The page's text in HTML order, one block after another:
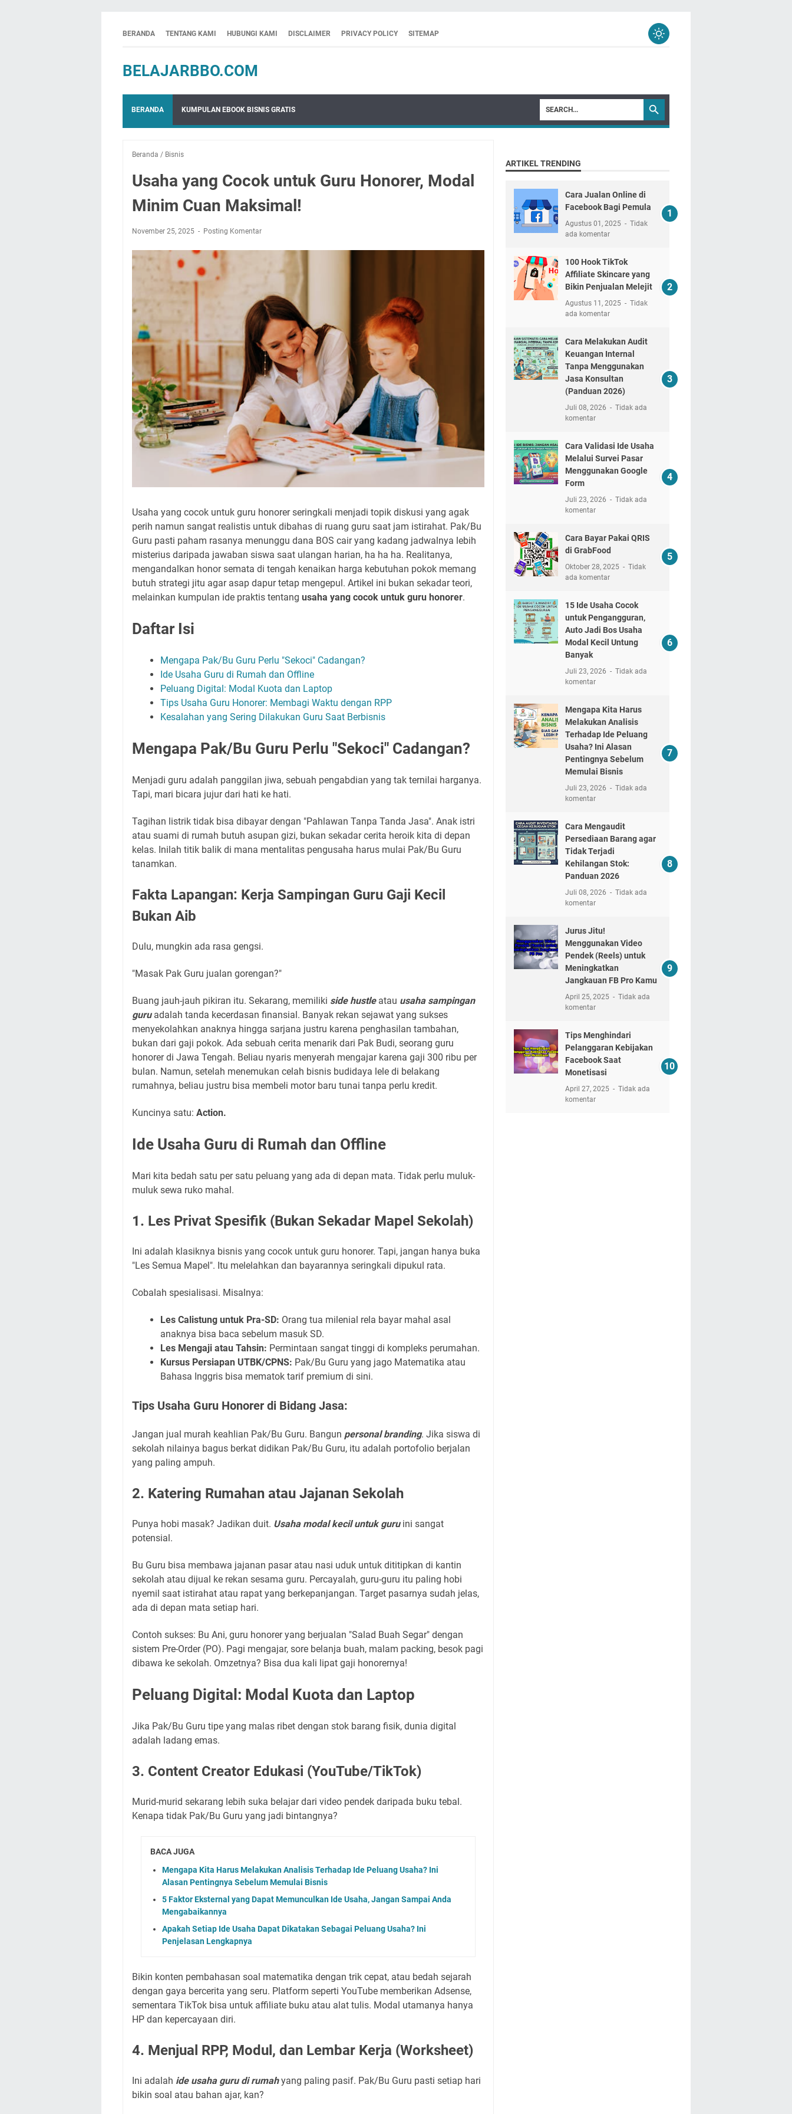
BERANDA TENTANG KAMI HUBUNGI KAMI DISCLAIMER PRIVACY POLICY SITEMAP
BELAJARBBO.COM
BERANDA KUMPULAN EBOOK BISNIS GRATIS
Beranda / Bisnis
Usaha yang Cocok untuk Guru Honorer, Modal
Minim Cuan Maksimal!
November 25, 2025 Posting Komentar
Usaha yang cocok untuk guru honorer seringkali menjadi topik diskusi yang agak
perih namun sangat realistis untuk dibahas di ruang guru saat jam istirahat. Pak/Bu
Guru pasti paham rasanya menunggu dana BOS cair yang kadang jadwalnya lebih
misterius daripada jawaban siswa saat ulangan harian, ha ha ha. Realitanya,
mengandalkan honor semata di tengah kenaikan harga kebutuhan pokok memang
butuh strategi jitu agar asap dapur tetap mengepul. Artikel ini bukan sekadar teori,
melainkan kumpulan ide praktis tentang usaha yang cocok untuk guru honorer.
Daftar Isi
Mengapa Pak/Bu Guru Perlu "Sekoci" Cadangan?
Ide Usaha Guru di Rumah dan Offline
Peluang Digital: Modal Kuota dan Laptop
Tips Usaha Guru Honorer: Membagi Waktu dengan RPP
Kesalahan yang Sering Dilakukan Guru Saat Berbisnis
Mengapa Pak/Bu Guru Perlu "Sekoci" Cadangan?
Menjadi guru adalah panggilan jiwa, sebuah pengabdian yang tak ternilai harganya.
Tapi, mari bicara jujur dari hati ke hati.
Tagihan listrik tidak bisa dibayar dengan "Pahlawan Tanpa Tanda Jasa". Anak istri
atau suami di rumah butuh asupan gizi, bukan sekadar cerita heroik kita di depan
kelas. Inilah titik balik di mana mentalitas pengusaha harus mulai Pak/Bu Guru
tanamkan.
Fakta Lapangan: Kerja Sampingan Guru Gaji Kecil
Bukan Aib
Dulu, mungkin ada rasa gengsi.
"Masak Pak Guru jualan gorengan?"
Buang jauh-jauh pikiran itu. Sekarang, memiliki side hustleatau usaha sampingan
guruadalah tanda kecerdasan finansial. Banyak rekan sejawat yang sukses
menyekolahkan anaknya hingga sarjana justru karena penghasilan tambahan,
bukan dari gaji pokok. Ada sebuah cerita menarik dari Pak Budi, seorang guru
honorer di Jawa Tengah. Beliau nyaris menyerah mengajar karena gaji 300 ribu per
bulan. Namun, setelah menemukan celah bisnis budidaya lele di belakang
rumahnya, beliau justru bisa membeli motor baru tunai tanpa perlu kredit.
Kuncinya satu: Action.
Ide Usaha Guru di Rumah dan Offline
Mari kita bedah satu per satu peluang yang ada di depan mata. Tidak perlu muluk-
muluk sewa ruko mahal.
1. Les Privat Spesifik (Bukan Sekadar Mapel Sekolah)
Ini adalah klasiknya bisnis yang cocok untuk guru honorer. Tapi, jangan hanya buka
"Les Semua Mapel". Itu melelahkan dan bayarannya seringkali dipukul rata.
Cobalah spesialisasi. Misalnya:
Les Calistung untuk Pra-SD: Orang tua milenial rela bayar mahal asal
anaknya bisa baca sebelum masuk SD.
Les Mengaji atau Tahsin: Permintaan sangat tinggi di kompleks perumahan.
Kursus Persiapan UTBK/CPNS: Pak/Bu Guru yang jago Matematika atau
Bahasa Inggris bisa mematok tarif premium di sini.
Tips Usaha Guru Honorer di Bidang Jasa:
Jangan jual murah keahlian Pak/Bu Guru. Bangun personal branding. Jika siswa di
sekolah nilainya bagus berkat didikan Pak/Bu Guru, itu adalah portofolio berjalan
yang paling ampuh.
2. Katering Rumahan atau Jajanan Sekolah
Punya hobi masak? Jadikan duit. Usaha modal kecil untuk guruini sangat
potensial.
Bu Guru bisa membawa jajanan pasar atau nasi uduk untuk dititipkan di kantin
sekolah atau dijual ke rekan sesama guru. Percayalah, guru-guru itu paling hobi
nyemil saat istirahat atau rapat yang berkepanjangan. Target pasarnya sudah jelas,
ada di depan mata setiap hari.
Contoh sukses: Bu Ani, guru honorer yang berjualan "Salad Buah Segar" dengan
sistem Pre-Order (PO). Pagi mengajar, sore belanja buah, malam packing, besok pagi
dibawa ke sekolah. Omzetnya? Bisa dua kali lipat gaji honorernya!
Peluang Digital: Modal Kuota dan Laptop
Jika Pak/Bu Guru tipe yang malas ribet dengan stok barang fisik, dunia digital
adalah ladang emas.
3. Content Creator Edukasi (YouTube/TikTok)
Murid-murid sekarang lebih suka belajar dari video pendek daripada buku tebal.
Kenapa tidak Pak/Bu Guru yang jadi bintangnya?
BACA JUGA
Mengapa Kita Harus Melakukan Analisis Terhadap Ide Peluang Usaha? Ini
Alasan Pentingnya Sebelum Memulai Bisnis
5 Faktor Eksternal yang Dapat Memunculkan Ide Usaha, Jangan Sampai Anda
Mengabaikannya
Apakah Setiap Ide Usaha Dapat Dikatakan Sebagai Peluang Usaha? Ini
Penjelasan Lengkapnya
Bikin konten pembahasan soal matematika dengan trik cepat, atau bedah sejarah
dengan gaya bercerita yang seru. Platform seperti YouTube memberikan Adsense,
sementara TikTok bisa untuk affiliate buku atau alat tulis. Modal utamanya hanya
HP dan kepercayaan diri.
4. Menjual RPP, Modul, dan Lembar Kerja (Worksheet)
Ini adalah ide usaha guru di rumahyang paling pasif. Pak/Bu Guru pasti setiap hari
bikin soal atau bahan ajar, kan?
ARTIKEL TRENDING
Cara Jualan Online di
Facebook Bagi Pemula
Agustus 01, 2025
Tidak
ada komentar
100 Hook TikTok
Affiliate Skincare yang
Bikin Penjualan Melejit
Agustus 11, 2025
Tidak
ada komentar
Cara Melakukan Audit
Keuangan Internal
Tanpa Menggunakan
Jasa Konsultan
(Panduan 2026)
Juli 08, 2026
Tidak ada
komentar
Cara Validasi Ide Usaha
Melalui Survei Pasar
Menggunakan Google
Form
Juli 23, 2026
Tidak ada
komentar
Cara Bayar Pakai QRIS
di GrabFood
Oktober 28, 2025
Tidak
ada komentar
15 Ide Usaha Cocok
untuk Pengangguran,
Auto Jadi Bos Usaha
Modal Kecil Untung
Banyak
Juli 23, 2026
Tidak ada
komentar
Mengapa Kita Harus
Melakukan Analisis
Terhadap Ide Peluang
Usaha? Ini Alasan
Pentingnya Sebelum
Memulai Bisnis
Juli 23, 2026
Tidak ada
komentar
Cara Mengaudit
Persediaan Barang agar
Tidak Terjadi
Kehilangan Stok:
Panduan 2026
Juli 08, 2026
Tidak ada
komentar
Jurus Jitu!
Menggunakan Video
Pendek (Reels) untuk
Meningkatkan
Jangkauan FB Pro Kamu
April 25, 2025
Tidak ada
komentar
Tips Menghindari
Pelanggaran Kebijakan
Facebook Saat
Monetisasi
April 27, 2025
Tidak ada
komentar